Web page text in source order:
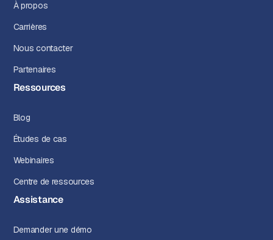
À propos
Carrières
Nous contacter
Partenaires
Ressources
Blog
Études de cas
Webinaires
Centre de ressources
Assistance
Demander une démo